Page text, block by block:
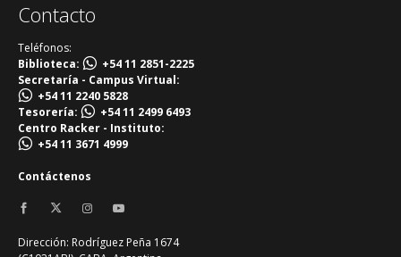
Contacto
Teléfonos:
Biblioteca:
+54 11 2851-2225
Secretaría - Campus Virtual:
+54 11 2240 5828
Tesorería:
+54 11 2499 6493
Centro Racker - Instituto:
+54 11 3671 4999
Contáctenos
Dirección: Rodríguez Peña 1674